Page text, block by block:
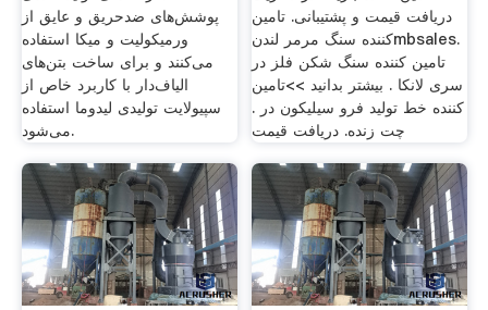
پوشش‌های ضدحریق و عایق از
ورمیکولیت و میکا استفاده
می‌کنند و برای ساخت بتن‌های
الیاف‌دار با کاربرد خاص از
سپیولایت تولیدی لیدوما استفاده
می‌شود.
دریافت قیمت و پشتیبانی. تامین
کننده سنگ مرمر لندنmbsales.
تامین کننده سنگ شکن فلز در
سری لانکا . بیشتر بدانید >>تامین
کننده خط تولید فرو سیلیکون در .
چت زنده. دریافت قیمت